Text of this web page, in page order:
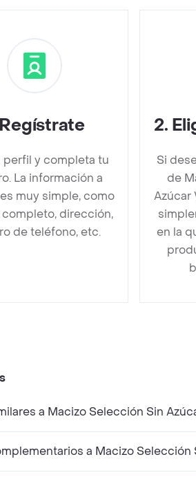
Regístrate
perfil y completa tu
La información a
muy simple, como
dirección,
de teléfono, etc.
2.
Si
de
Azúcar
en la
a Macizo Selección Sin
a Macizo